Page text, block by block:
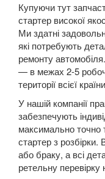
Mondeo Mk3
Mondeo Mk4
Mondeo Mk5
Mustang V
Mustang VI
Mustang Mach-
S-Max Mk1
Купуючи тут
стартер високої
Ми здатні
які потребують
ремонту
— в межах 2-5
території всієї
У нашій компанії
забезпечують
максимально точно
стартер з
або браку, а всі
ретельну перевірку